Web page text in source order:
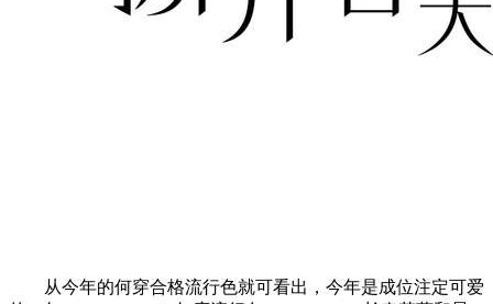
从今年的何穿合格流行色就可看出，今年是成位注定可爱